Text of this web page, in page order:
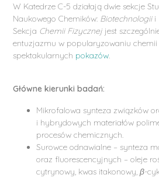
W Katedrze C-5 działają dwie sekcje
Naukowego Chemików: Biotechnologiii
Sekcja Chemii Fizycznej jest
entuzjazmu w popularyzowaniu
spektakularnych pokazów.
Główne kierunki badań:
Mikrofalowa synteza związków
i hybrydowych materiałów
procesów chemicznych.
Surowce odnawialne – synteza
oraz fluorescencyjnych – oleje
cytrynowy, kwas itakonowy,β-